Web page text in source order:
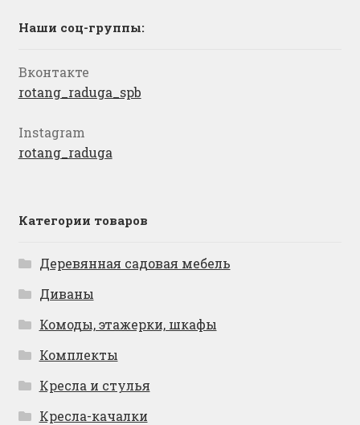
Наши соц-группы:
Вконтакте
rotang_raduga_spb
Instagram
rotang_raduga
Категории товаров
Деревянная садовая мебель
Диваны
Комоды, этажерки, шкафы
Комплекты
Кресла и стулья
Кресла-качалки